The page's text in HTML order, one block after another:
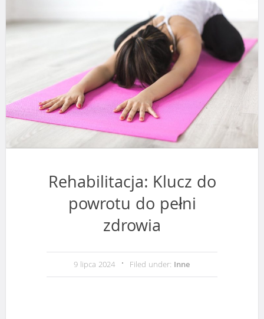
Rehabilitacja: Klucz do
powrotu do pełni
zdrowia
9 lipca 2024 Filed under: Inne